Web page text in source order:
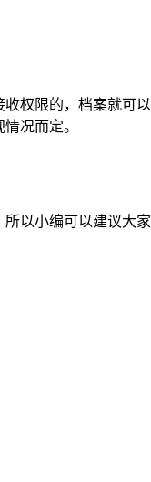
权限的，档案就可
况而定。
以小编可以建议大